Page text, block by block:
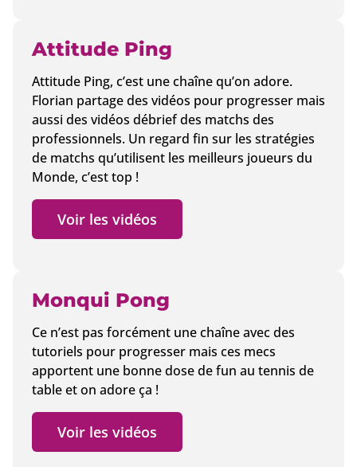
Attitude Ping
Attitude Ping, c’est une chaîne qu’on adore.
Florian partage des vidéos pour progresser mais
aussi des vidéos débrief des matchs des
professionnels. Un regard fin sur les stratégies
de matchs qu’utilisent les meilleurs joueurs du
Monde, c’est top !
Voir les vidéos
Monqui Pong
Ce n’est pas forcément une chaîne avec des
tutoriels pour progresser mais ces mecs
apportent une bonne dose de fun au tennis de
table et on adore ça !
Voir les vidéos